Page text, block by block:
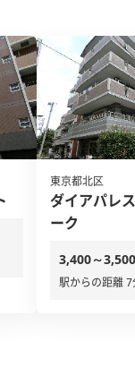
東京都北区
ダイアパレ
ーク
3,400～
駅からの距離 7